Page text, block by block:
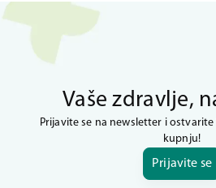
Vaše zdravlje,
Prijavite se na newsletter i ostvarite
kupnju!
Prijavite se